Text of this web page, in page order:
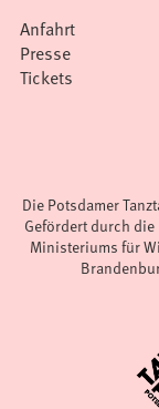
Anfahrt
Presse
Tickets
Die Potsdamer
Gefördert durch
Ministeriums für